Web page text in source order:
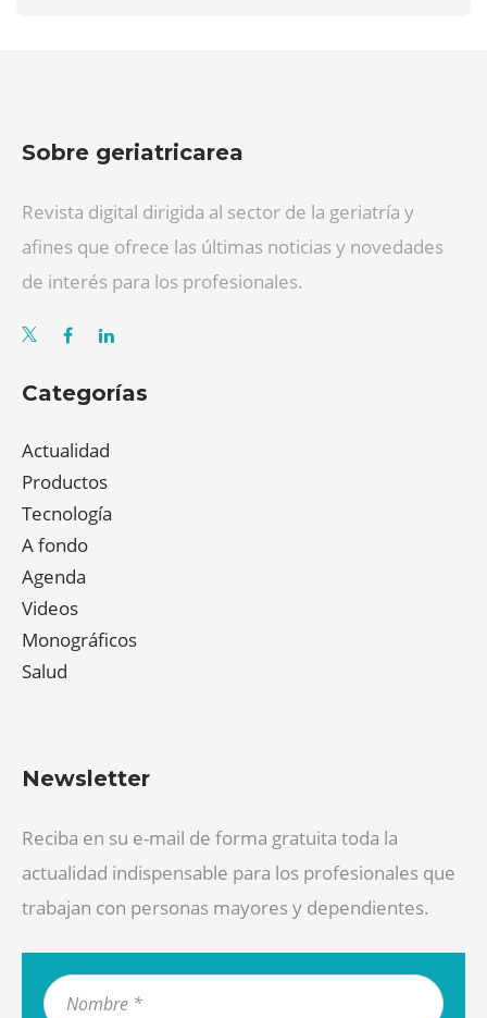
Sobre geriatricarea
Revista digital dirigida al sector de la geriatría y
afines que ofrece las últimas noticias y novedades
de interés para los profesionales.
Categorías
Actualidad
Productos
Tecnología
A fondo
Agenda
Videos
Monográficos
Salud
Newsletter
Reciba en su e-mail de forma gratuita toda la
actualidad indispensable para los profesionales que
trabajan con personas mayores y dependientes.